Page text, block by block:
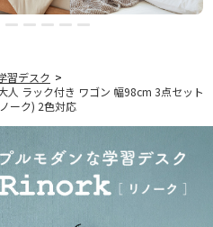
習デスク >
人 ラック付き ワゴン 幅98cm 3点セット
ーク) 2色対応